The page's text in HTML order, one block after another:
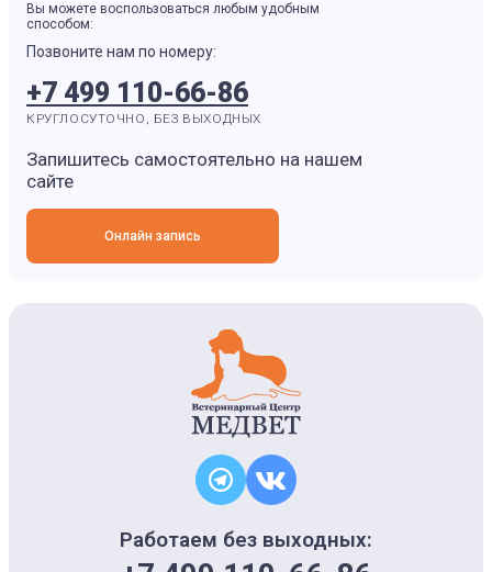
Вы можете воспользоваться любым удобным
способом:
Позвоните нам по номеру:
+7 499 110-66-86
КРУГЛОСУТОЧНО, БЕЗ ВЫХОДНЫХ
Запишитесь самостоятельно на нашем
сайте
Онлайн запись
Работаем без выходных: